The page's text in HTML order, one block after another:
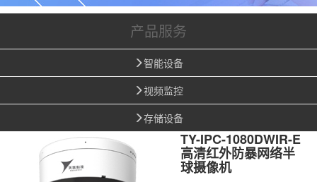
产品服务
智能设备
视频监控
存储设备
TY-IPC-1080DWIR-E
高清红外防暴网络半
球摄像机